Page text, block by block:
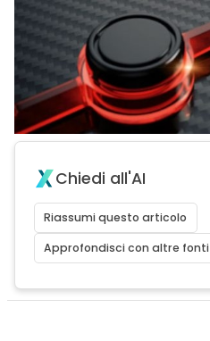
Chiedi all'AI
Riassumi questo articolo
Approfondisci con altre fonti